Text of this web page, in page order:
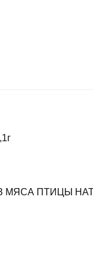
ПТИЦЫ